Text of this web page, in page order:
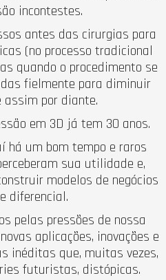
incontestes.
antes das cirurgias para
(no processo tradicional
quando o procedimento se
fielmente para diminuir
assim por diante.
em 3D já tem 30 anos.
há um bom tempo e raros
sua utilidade e,
modelos de negócios
diferencial.
pelas pressões de nossa
aplicações, inovações e
inéditas que, muitas vezes,
futuristas, distópicas.